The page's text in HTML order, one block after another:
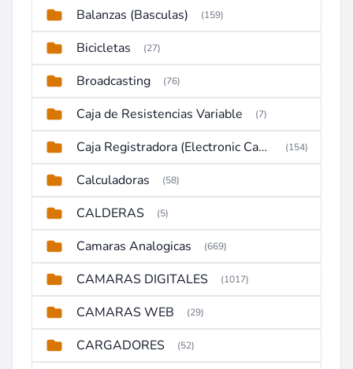
Balanzas (Basculas) (159)
Bicicletas (27)
Broadcasting (76)
Caja de Resistencias Variable (7)
Caja Registradora (Electronic Cash Register) (154)
Calculadoras (58)
CALDERAS (5)
Camaras Analogicas (669)
CAMARAS DIGITALES (1017)
CAMARAS WEB (29)
CARGADORES (52)